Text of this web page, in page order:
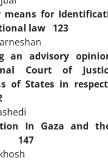
means for
law 123
an advisory
Court of
of States in
In Gaza and
147